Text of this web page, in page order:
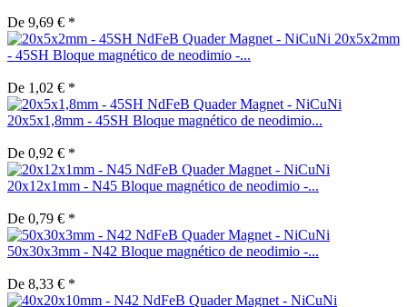
De 9,69 € *
20x5x2mm
- 45SH Bloque magnético de neodimio -...
De 1,02 € *
20x5x1,8mm - 45SH Bloque magnético de neodimio...
De 0,92 € *
20x12x1mm - N45 Bloque magnético de neodimio -...
De 0,79 € *
50x30x3mm - N42 Bloque magnético de neodimio -...
De 8,33 € *